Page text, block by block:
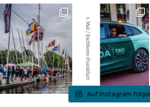
Auf Instagram